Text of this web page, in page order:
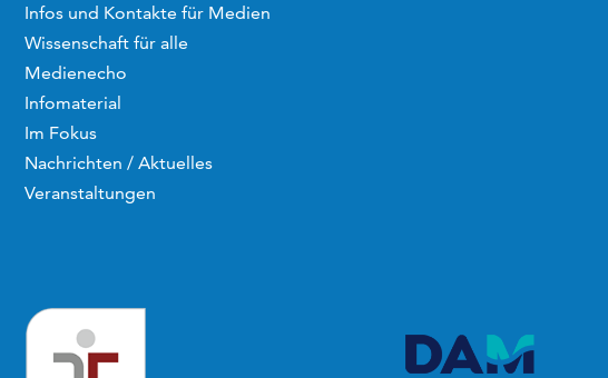
Infos und Kontakte für Medien
Wissenschaft für alle
Medienecho
Infomaterial
Im Fokus
Nachrichten / Aktuelles
Veranstaltungen